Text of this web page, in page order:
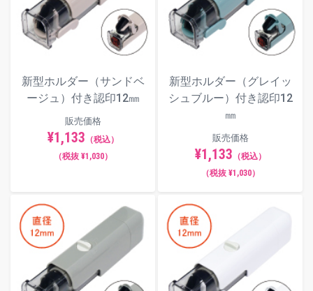
新型ホルダー（サンドベ
ージュ）付き認印12㎜
販売価格
¥1,133 （税込）
（税抜 ¥1,030）
新型ホルダー（グレイッ
シュブルー）付き認印12
㎜
販売価格
¥1,133 （税込）
（税抜 ¥1,030）